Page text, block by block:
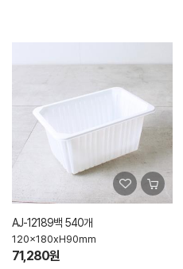
AJ-12189백 540개
120x180xH90mm
71,280원